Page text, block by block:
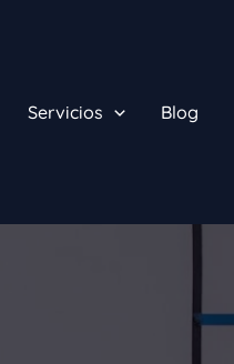
Servicios Blog